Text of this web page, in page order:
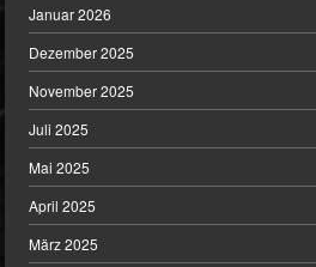
Januar 2026
Dezember 2025
November 2025
Juli 2025
Mai 2025
April 2025
März 2025